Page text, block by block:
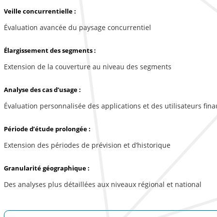
Veille concurrentielle :
Évaluation avancée du paysage concurrentiel
Élargissement des segments :
Extension de la couverture au niveau des segments
Analyse des cas d’usage :
Évaluation personnalisée des applications et des utilisateurs
Période d’étude prolongée :
Extension des périodes de prévision et d’historique
Granularité géographique :
Des analyses plus détaillées aux niveaux régional et national